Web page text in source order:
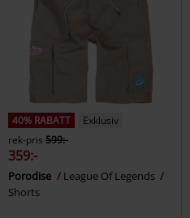
40% RABATT
Exklusiv
rek-pris 599:-
359:-
Porodise
League Of Legends
Shorts